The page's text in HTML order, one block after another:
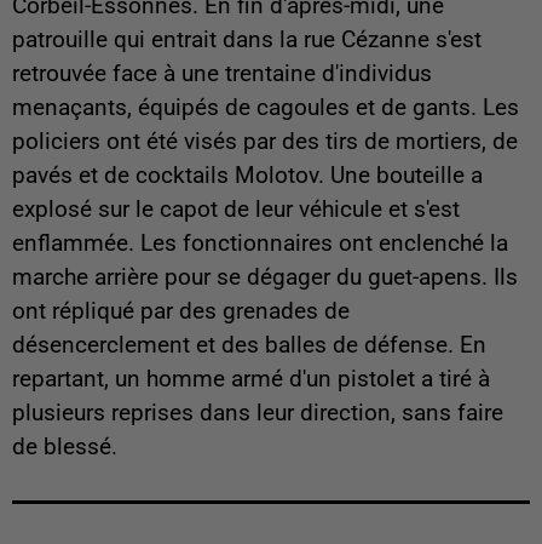
Corbeil-Essonnes. En fin d'après-midi, une
patrouille qui entrait dans la rue Cézanne s'est
retrouvée face à une trentaine d'individus
menaçants, équipés de cagoules et de gants. Les
policiers ont été visés par des tirs de mortiers, de
pavés et de cocktails Molotov. Une bouteille a
explosé sur le capot de leur véhicule et s'est
enflammée. Les fonctionnaires ont enclenché la
marche arrière pour se dégager du guet-apens. Ils
ont répliqué par des grenades de
désencerclement et des balles de défense. En
repartant, un homme armé d'un pistolet a tiré à
plusieurs reprises dans leur direction, sans faire
de blessé.